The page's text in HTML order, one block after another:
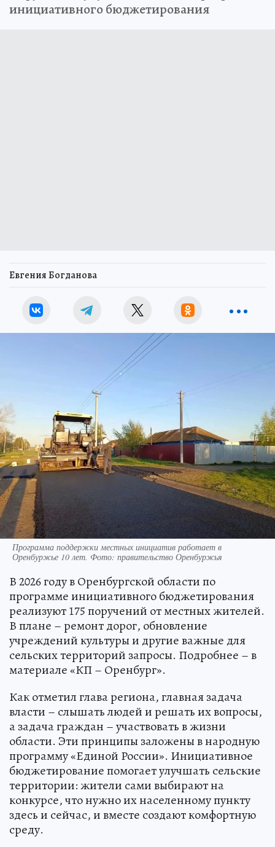
инициативного бюджетирования
Евгения Богданова
Программа поддержки местных инициатив работает в
Оренбуржье 10 лет. Фото: правительство Оренбуржья
В 2026 году в Оренбургской области по
программе инициативного бюджетирования
реализуют 175 поручений от местных жителей.
В плане – ремонт дорог, обновление
учреждений культуры и другие важные для
сельских территорий запросы. Подробнее – в
материале «КП – Оренбург».
Как отметил глава региона, главная задача
власти – слышать людей и решать их вопросы,
а задача граждан – участвовать в жизни
области. Эти принципы заложены в народную
программу «Единой России». Инициативное
бюджетирование помогает улучшать сельские
территории: жители сами выбирают на
конкурсе, что нужно их населенному пункту
здесь и сейчас, и вместе создают комфортную
среду.